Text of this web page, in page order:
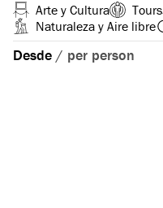
Arte y Cultura Tours
Naturaleza y Aire libre
Desde / per person